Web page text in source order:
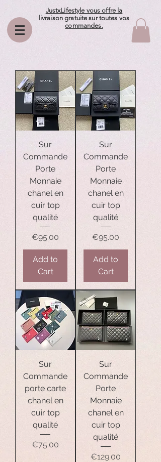
JustxLifestyle vous offre la
livraison gratuite sur toutes vos
commandes.
Sur
Commande
Porte
Monnaie
chanel en
cuir top
qualité
Price
€95.00
Add to
Cart
Sur
Commande
Porte
Monnaie
chanel en
cuir top
qualité
Price
€95.00
Add to
Cart
Sur
Commande
porte carte
chanel en
cuir top
qualité
Price
€75.00
Sur
Commande
Porte
Monnaie
chanel en
cuir top
qualité
Price
€129.00